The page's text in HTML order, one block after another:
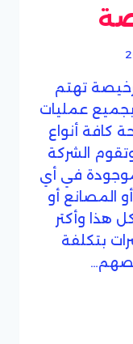
تهتم
عمليات
كافة أنواع
الشركة
في أي
المصانع أو
هذا وأكتر
بتكلفة